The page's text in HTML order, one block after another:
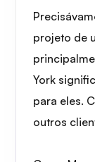
projeto de
York
para eles.
outros